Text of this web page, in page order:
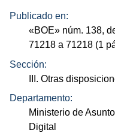
Publicado en:
«BOE» núm. 138,
71218 a 71218 (1
Sección:
III. Otras
Departamento:
Ministerio de
Digital